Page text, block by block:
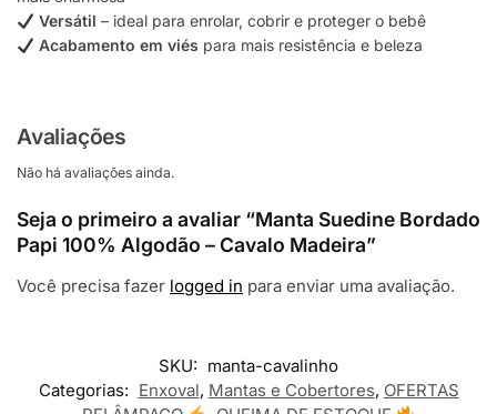
Versátil – ideal para enrolar, cobrir e proteger o bebê
Acabamento em viés para mais resistência e beleza
Avaliações
Não há avaliações ainda.
Seja o primeiro a avaliar “Manta Suedine Bordado
Papi 100% Algodão – Cavalo Madeira”
Você precisa fazer logged in para enviar uma avaliação.
SKU: manta-cavalinho
Categorias: Enxoval, Mantas e Cobertores, OFERTAS